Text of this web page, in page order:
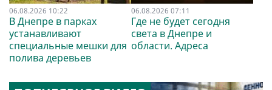
06.08.2026 10:22
В Днепре в парках
устанавливают
специальные мешки для
полива деревьев
06.08.2026 07:11
Где не будет сегодня
света в Днепре и
области. Адреса